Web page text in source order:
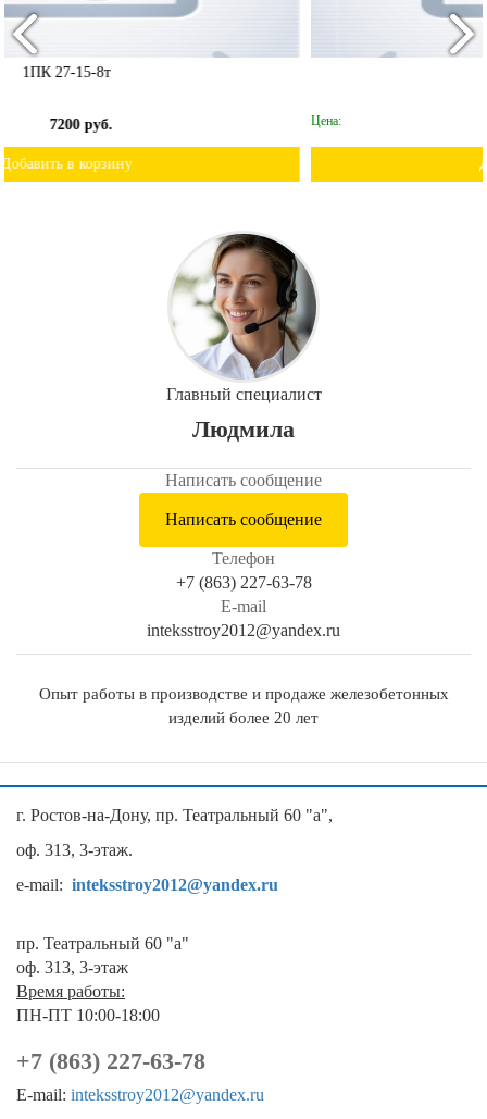
Главный специалист
Людмила
Написать сообщение
Написать сообщение
Телефон
+7 (863) 227-63-78
E-mail
inteksstroy2012@yandex.ru
Опыт работы в производстве и продаже железобетонных
изделий более 20 лет
г. Ростов-на-Дону, пр. Театральный 60 "а",
оф. 313, 3-этаж.
e-mail: inteksstroy2012@yandex.ru
пр. Театральный 60 "а"
оф. 313, 3-этаж
Время работы:
ПН-ПТ 10:00-18:00
+7 (863) 227-63-78
E-mail: inteksstroy2012@yandex.ru